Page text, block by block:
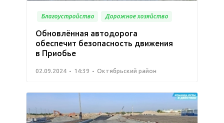
Благоустройство Дорожное хозяйство
Обновлённая автодорога
обеспечит безопасность движения
в Приобье
02.09.2024 14:39 Октябрьский район